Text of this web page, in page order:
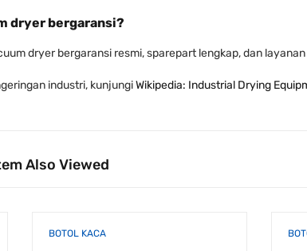
dryer bergaransi?
dryer bergaransi resmi, sparepart lengkap, dan
industri, kunjungiWikipedia: Industrial Drying
Also Viewed
BOTOL KACA